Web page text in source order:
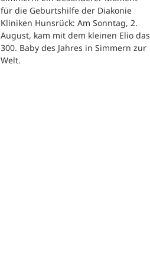
für die Geburtshilfe der Diakonie
Kliniken Hunsrück: Am Sonntag, 2.
August, kam mit dem kleinen Elio das
300. Baby des Jahres in Simmern zur
Welt.